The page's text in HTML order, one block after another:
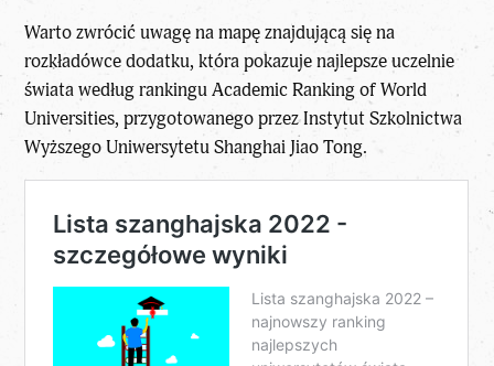
Warto zwrócić uwagę na mapę znajdującą się na
rozkładówce dodatku, która pokazuje najlepsze uczelnie
świata według rankinguAcademic Ranking of World
Universities, przygotowanego przez Instytut Szkolnictwa
Wyższego Uniwersytetu Shanghai Jiao Tong.